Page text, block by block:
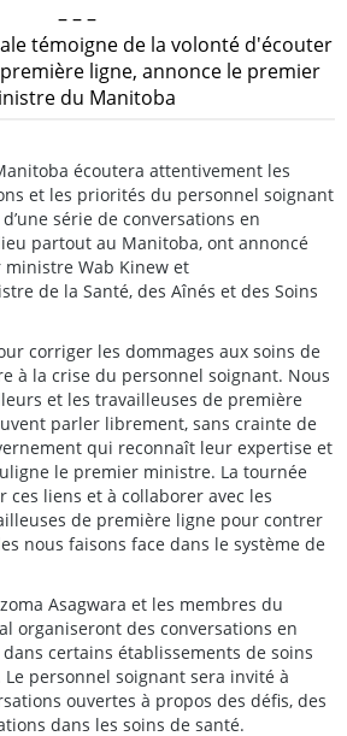
– – –
témoigne de la volonté d'écouter
ligne, annonce le premier
du Manitoba
écoutera attentivement les
et les priorités du personnel soignant
série de conversations en
partout au Manitoba, ont annoncé
Wab Kinew et
de la Santé, des Aînés et des Soins
corriger les dommages aux soins de
à la crise du personnel soignant. Nous
et les travailleuses de première
parler librement, sans crainte de
qui reconnaît leur expertise et
le premier ministre. La tournée
ces liens et à collaborer avec les
de première ligne pour contrer
nous faisons face dans le système de
Asagwara et les membres du
organiseront des conversations en
certains établissements de soins
personnel soignant sera invité à
ouvertes à propos des défis, des
dans les soins de santé.